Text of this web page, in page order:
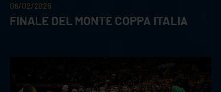
08/02/2026
FINALE DEL MONTE COPPA ITALIA